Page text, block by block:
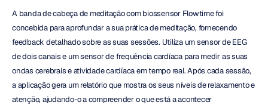
A banda de cabeça de meditação com biossensor Flowtime foi
concebida para aprofundar a sua prática de meditação, fornecendo
feedback detalhado sobre as suas sessões. Utiliza um sensor de EEG
de dois canais e um sensor de frequência cardíaca para medir as suas
ondas cerebrais e atividade cardíaca em tempo real. Após cada sessão,
a aplicação gera um relatório que mostra os seus níveis de relaxamento e
atenção, ajudando-o a compreender o que está a acontecer